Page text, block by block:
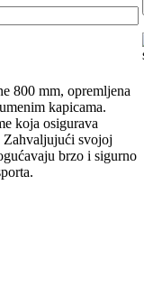
800 mm, opremljena
kapicama.
koja osigurava
Zahvaljujući svojoj
brzo i sigurno